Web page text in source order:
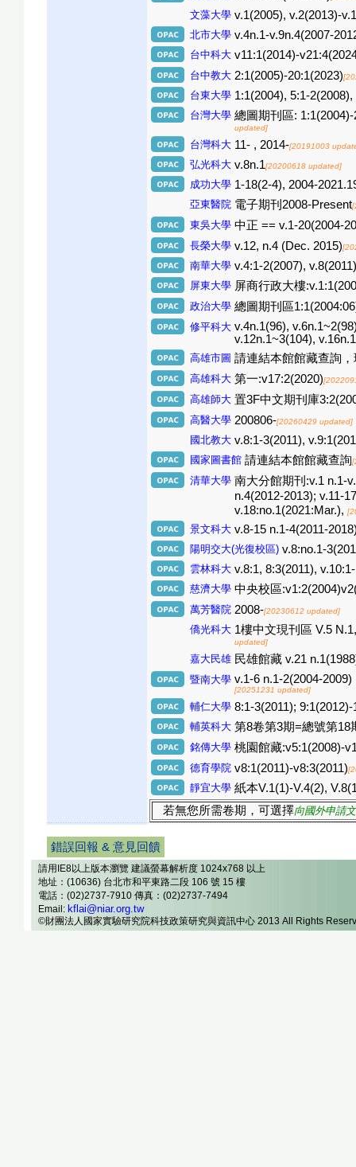
文藻大學 v.1(2005), v.2(2013)-
北市大學 v.4n.1-v.9n.4(2007-
台中科大 v11:1(2014)-
台中教大 2:1(2005)-20:1(2023)
台東大學 1:1(2004), 5:1-
台灣大學 總圖期刊區:
updated]
台灣科大 11- , 2014-[20191003
弘光科大 v.8n.1[20200618 updated]
成功大學 1-18(2-4), 2004-
亞東醫院 電子期刊2008-Present
東吳大學 中正 == v.1-20(2004-
長榮大學 v.12, n.4 (Dec. 2015)
南華大學 v.4:1-2(2007), v.8(2011)
屏東大學 屏商行政大樓
政治大學 總圖期刊區
修平科大 v.4n.1(96),
v.12n.1~3(104),
高雄市圖 請連結本館館藏查詢
高雄科大 第一:v17:2(2020)
高雄師大 置3F中文期刊庫
高醫大學 200806-[20260429 updated]
國北教大 v.8:1-3(2011),
國家圖書館 請連結本館館藏查詢
清華大學 南大分館期刊:v.1 n.1-
n.4(2012-2013); v.11-
v.18:no.1(2021:Mar.),
景文科大 v.8-15 n.1-4(2011-
陽明交大(光復校區) v.8:no.1-
雲林科大 v.8:1, 8:3(2011),
慈濟大學 中央校區
萬芳醫院 2008-[20230612 updated]
僑光科大 1樓中文現刊區 V.5
updated]
嘉大民雄 民雄館藏 v.21
暨南大學 v.1-6 n.1-2(2004-
[20251231 updated]
輔仁大學 8:1-3(2011);
輔英科大 第8卷第3期=總號第18
銘傳大學 桃園館藏:v5:1(2008)-
德育學院 v8:1(2011)-v8:3(2011)
靜宜大學 紙本V.1(1)-V.4(2),
若無您所需卷期，可選擇向國外申請
錯誤回報 & 意見回饋
請用IE8以上版本瀏覽 建議螢幕解析度 1024x768 以上
地址：(10636) 台北市和平東路二段 106 號 15 樓
電話：(02)2737-7910 傳真：(02)2737-7494
Email: kflai@niar.org.tw
©財團法人國家實驗研究院科技政策研究與資訊中心 2013 All Rights